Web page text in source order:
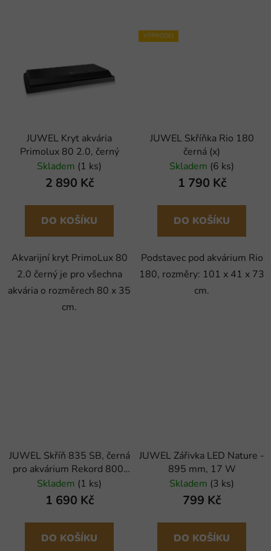
JUWEL Kryt akvária
Primolux 80 2.0, černý
Skladem (1 ks)
2 890 Kč
DO KOŠÍKU
Akvarijní kryt PrimoLux 80
2.0 černý je pro všechna
akvária o rozměrech 80 x 35
cm.
VÝPRODEJ
JUWEL Skříňka Rio 180
černá (x)
Skladem (6 ks)
1 790 Kč
DO KOŠÍKU
Podstavec pod akvárium Rio
180, rozměry: 101 x 41 x 73
cm.
JUWEL Skříň 835 SB, černá
pro akvárium Rekord 800,
Rio 125
Skladem (1 ks)
1 690 Kč
DO KOŠÍKU
JUWEL Zářivka LED Nature -
895 mm, 17 W
Skladem (3 ks)
799 Kč
DO KOŠÍKU